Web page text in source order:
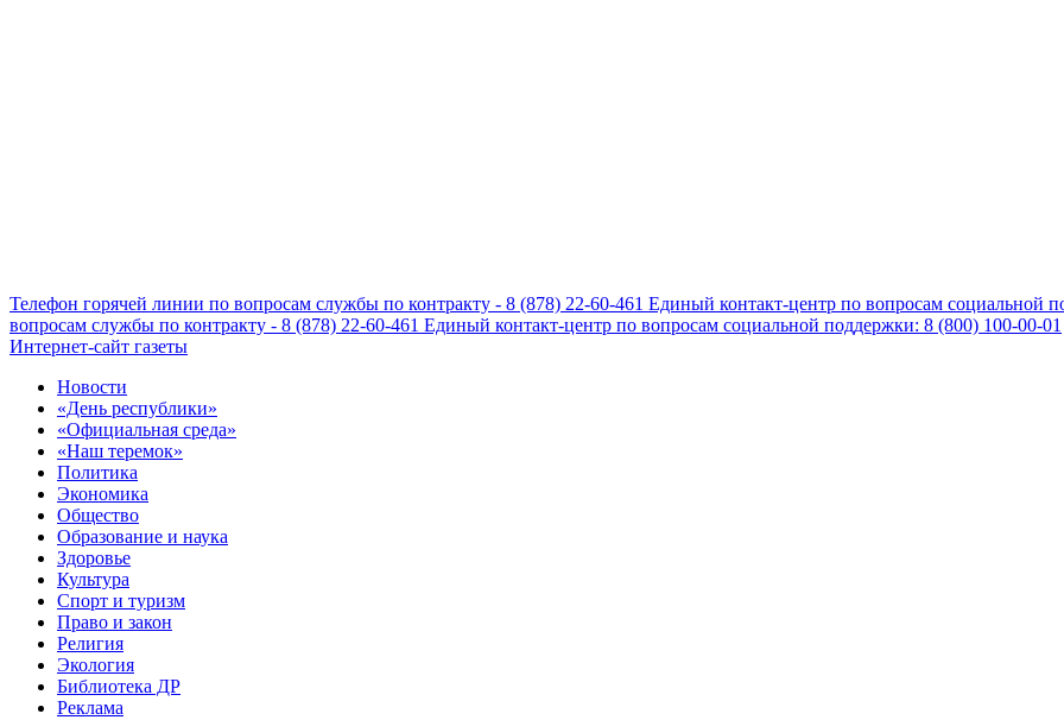
Телефон горячей линии по вопросам службы по контракту - 8 (878) 22-60-461 Единый контакт-центр по вопросам социальной
вопросам службы по контракту - 8 (878) 22-60-461 Единый контакт-центр по вопросам социальной поддержки: 8 (800) 100-00-01
Интернет-сайт газеты
Новости
«День республики»
«Официальная среда»
«Наш теремок»
Политика
Экономика
Общество
Образование и наука
Здоровье
Культура
Спорт и туризм
Право и закон
Религия
Экология
Библиотека ДР
Реклама